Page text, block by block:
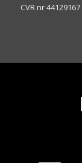
CVR nr 44129167